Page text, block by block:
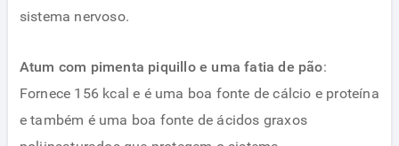
sistema nervoso.
Atum com pimenta piquillo e uma fatia de pão:
Fornece 156 kcal e é uma boa fonte de cálcio e proteína
e também é uma boa fonte de ácidos graxos